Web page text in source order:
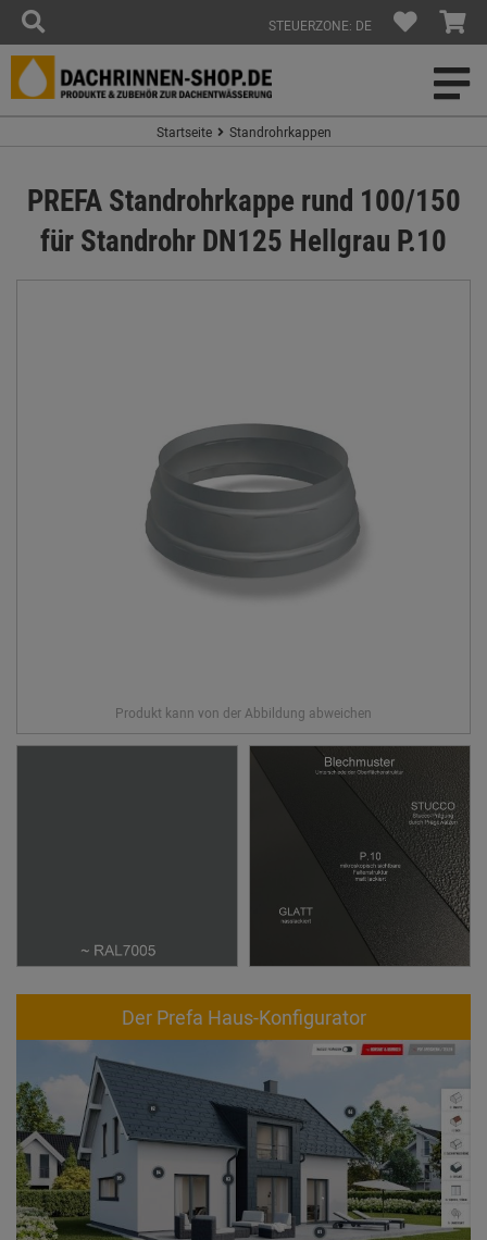
STEUERZONE: DE
Startseite Standrohrkappen
PREFA Standrohrkappe rund 100/150
für Standrohr DN125 Hellgrau P.10
Der Prefa Haus-Konfigurator